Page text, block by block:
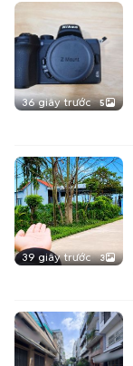
36 giây trước 5
39 giây trước 3